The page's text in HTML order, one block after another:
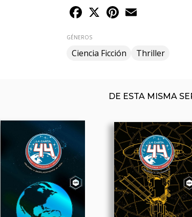
Facebook
X Pinterest
GÉNEROS
Ciencia Ficción Thriller
DE ESTA MISMA